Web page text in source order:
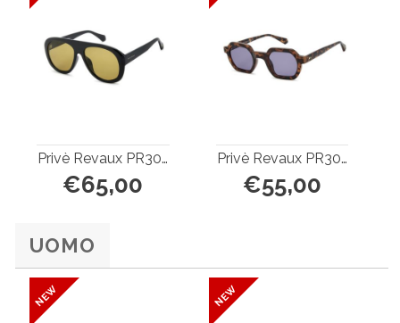
Privè Revaux PR3007/S
€65,00
Privè Revaux PR3008/G/S
€55,00
UOMO